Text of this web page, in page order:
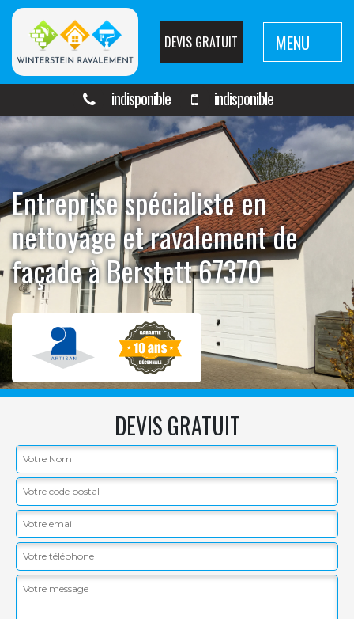
DEVIS GRATUIT MENU
indisponible indisponible
Entreprise spécialiste en
nettoyage et ravalement de
façade à Berstett 67370
DEVIS GRATUIT